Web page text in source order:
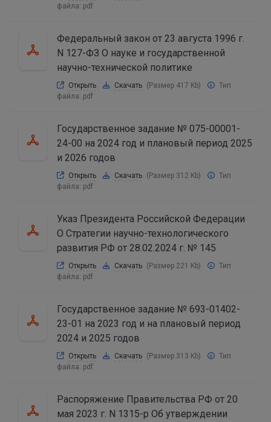
файла: pdf
Федеральный закон от 23 августа 1996 г.
N 127-ФЗ О науке и государственной
научно-технической политике
Открыть Скачать (Размер 417 Kb)
Тип
файла: pdf
Государственное задание № 075-00001-
24-00 на 2024 год и плановый период 2025
и 2026 годов
Открыть Скачать (Размер 312 Kb)
Тип
файла: pdf
Указ Президента Российской Федерации
О Стратегии научно-технологического
развития РФ от 28.02.2024 г. № 145
Открыть Скачать (Размер 221 Kb)
Тип
файла: pdf
Государственное задание № 693-01402-
23-01 на 2023 год и на плановый период
2024 и 2025 годов
Открыть Скачать (Размер 313 Kb)
Тип
файла: pdf
Распоряжение Правительства РФ от 20
мая 2023 г. N 1315-р Об утверждении